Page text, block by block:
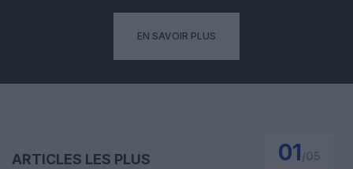
EN SAVOIR PLUS
ARTICLES LES PLUS
01